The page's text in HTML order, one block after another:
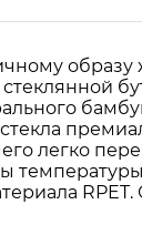
образу
легко